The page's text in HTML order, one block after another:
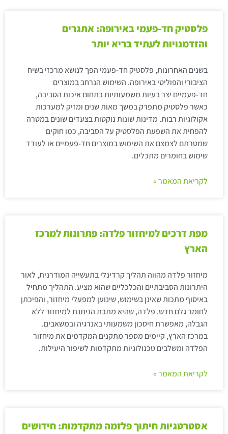
פלסטיק חד-פעמי באירופה: אתגרים
והזדמנויות לעתיד בריא יותר
בשנים האחרונות, פלסטיק חד-פעמי הפך לנושא מרכזי בשיח
הציבורי והפוליטי באירופה. השימוש הנרחב במוצרים
חד-פעמיים יצר בעיות משמעותיות בתחום איכות הסביבה,
כאשר פלסטיק מתפרק במשך מאות שנים ומזיק למערכות
אקולוגיות רבות. מדינות שונות נוקטות בצעדים שונים במטרה
להפחית את השפעת הפלסטיק על הסביבה, כמו חוקים
שמטרתם לצמצם את השימוש במוצרים חד-פעמיים או לעודד
שימוש בחומרים מתכלים.
לקריאת המאמר »
מפת דרכים למיחזור פלדה: פתרונות למרכז
הארץ
מיחזור פלדה מהווה תהליך קרדינלי בתעשייה המודרנית, לאור
היתרונות הסביבתיים והכלכליים שהוא מציע. התהליך מתחיל
באיסוף מתכות שאינן בשימוש, שינוען למפעלי מיחזור, והפיכתן
לחומר גלם חדש. פלדה, שהיא מתכת הניתנת למיחזור ללא
הגבלה, מאפשרת חיסכון משמעותי באנרגיה ובמשאבים.
במרכז הארץ, קיימים מספר מתקנים המקדמים את מיחזור
הפלדה ומשלבים טכנולוגיות מתקדמות לשיפור היעילות.
לקריאת המאמר »
אסטרטגיות חיתוך פלזמה מתקדמות: חידושים